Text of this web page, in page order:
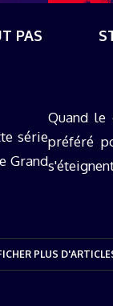
PAS
série
Grand
Quand le
préféré
PLUS